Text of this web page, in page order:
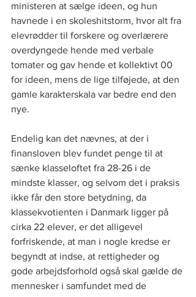
ministeren at sælge ideen, og hun
havnede i en skoleshitstorm, hvor alt fra
elevrødder til forskere og overlærere
overdyngede hende med verbale
tomater og gav hende et kollektivt 00
for ideen, mens de lige tilføjede, at den
gamle karakterskala var bedre end den
nye.
Endelig kan det nævnes, at der i
finansloven blev fundet penge til at
sænke klasseloftet fra 28-26 i de
mindste klasser, og selvom det i praksis
ikke får den store betydning, da
klassekvotienten i Danmark ligger på
cirka 22 elever, er det alligevel
forfriskende, at man i nogle kredse er
begyndt at indse, at rettigheder og
gode arbejdsforhold også skal gælde de
mennesker i samfundet med de